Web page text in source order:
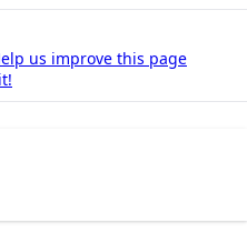
us improve this page